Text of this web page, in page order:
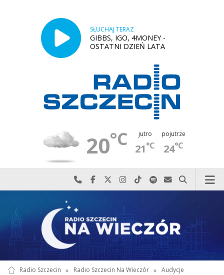
SŁUCHAJ TERAZ
GIBBS, IGO, 4MONEY -
OSTATNI DZIEŃ LATA
20°C jutro
21°C
pojutrze
24°C
Najlepiej po prostu do nas zadzwoń
Odwiedź nas na Facebook-u
Odwiedź nas na X
Odwiedź nas na Instagram-ie
Odwiedź nas na TikTok-u
Szukaj nas na Spotify
Wyślij do nas
Szukaj
Radio Szczecin » Radio Szczecin Na Wieczór » Audycje